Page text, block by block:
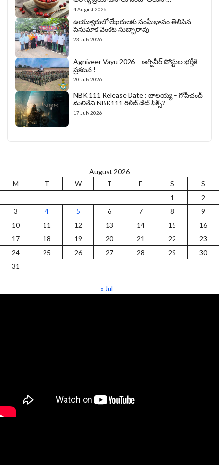
4 August 2026
ఉయ్యూరులో లేఖరులకు సంఘీభావం తెలిపిన
పెనుమాక వెంకట సుబ్బారావు
23 July 2026
Agniveer Vayu 2026 – అగ్నివీర్‌ పోస్టుల భర్తీకి
ప్రకటన !
20 July 2026
NBK 111 Release Date : బాలయ్య – గోపీచంద్
మలినేని NBK111 రిలీజ్ డేట్ ఫిక్స్?
17 July 2026
August 2026
M
T W T F S
S
1
2
3
4 5 6 7 8
9
10
11 12 13 14 15
16
17
18 19 20 21 22
23
24
25 26 27 28 29
30
31
« Jul